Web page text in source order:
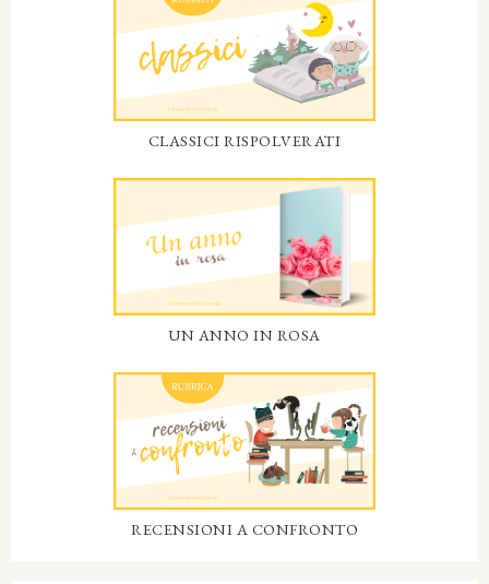
CLASSICI RISPOLVERATI
UN ANNO IN ROSA
RECENSIONI A CONFRONTO